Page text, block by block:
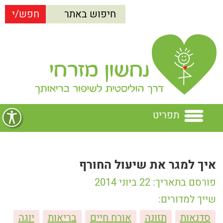
תפריט
נחשון מזרחי
נחשון מזרחיהרצאות
איך למגר את שיעול החורף
פורסם בתאריך: 22 ביוני 2014
שייך למדורים:
סדנאות
תזונה אורח חיים בריאות
יוגה